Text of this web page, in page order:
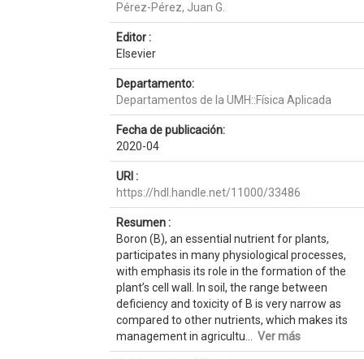
Pérez-Pérez, Juan G.
Editor :
Elsevier
Departamento:
Departamentos de la UMH::Física Aplicada
Fecha de publicación:
2020-04
URI :
https://hdl.handle.net/11000/33486
Resumen :
Boron (B), an essential nutrient for plants,
participates in many physiological processes,
with emphasis its role in the formation of the
plant’s cell wall. In soil, the range between
deficiency and toxicity of B is very narrow as
compared to other nutrients, which makes its
management in agricultu... Ver más